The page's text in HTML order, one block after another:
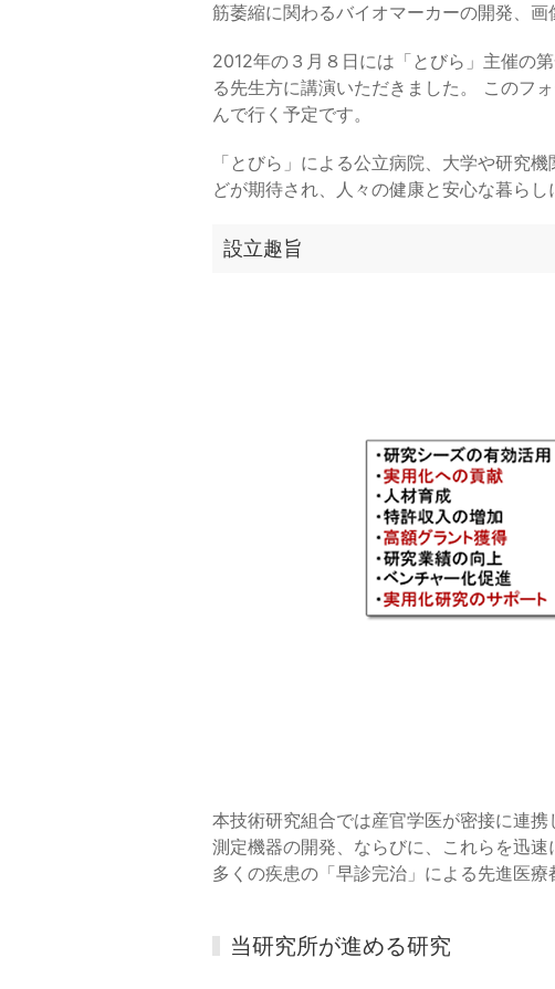
筋萎縮に関わるバイオマーカーの開発、
2012年の３月８日には「とびら」主催の
る先生方に講演いただきました。 このフ
んで行く予定です。
「とびら」による公立病院、大学や研究
どが期待され、人々の健康と安心な暮らし
設立趣旨
本技術研究組合では産官学医が密接に連
測定機器の開発、ならびに、これらを迅
多くの疾患の「早診完治」による先進医療
当研究所が進める研究